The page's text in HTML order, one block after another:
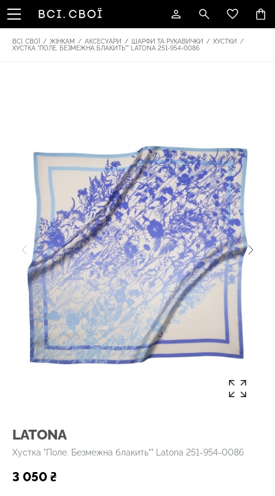
ВСІ. СВОЇ / ЖІНКАМ / АКСЕСУАРИ / ШАРФИ ТА РУКАВИЧКИ / ХУСТКИ
/
ХУСТКА "ПОЛЕ. БЕЗМЕЖНА БЛАКИТЬ"" LATONA 251-954-0086
LATONA
Хустка "Поле. Безмежна блакить"" Latona 251-954-0086
3 050 ₴